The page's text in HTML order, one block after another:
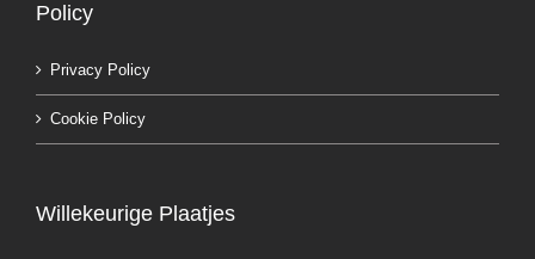
Policy
Privacy Policy
Cookie Policy
Willekeurige Plaatjes